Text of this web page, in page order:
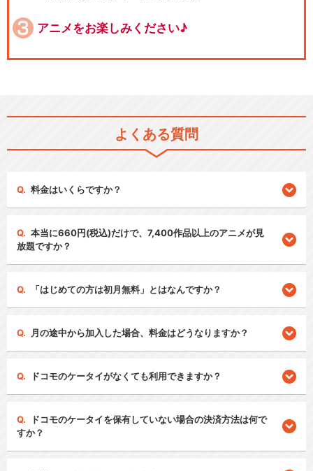
アニメをお楽しみください♪
よくある質問
料金はいくらですか？
本当に660円(税込)だけで、7,400作品以上のアニメが見
放題ですか？
「はじめての方は初月無料」とはなんですか？
月の途中から加入した場合、料金はどうなりますか？
ドコモのケータイがなくても利用できますか？
ドコモのケータイを保有していない場合の決済方法は何で
すか？